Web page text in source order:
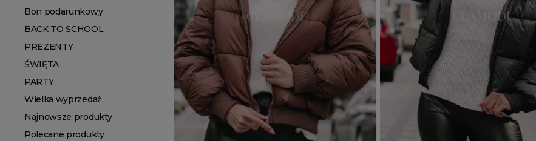
Bon podarunkowy
BACK TO SCHOOL
PREZENTY
ŚWIĘTA
PARTY
Wielka wyprzedaż
Najnowsze produkty
Polecane produkty